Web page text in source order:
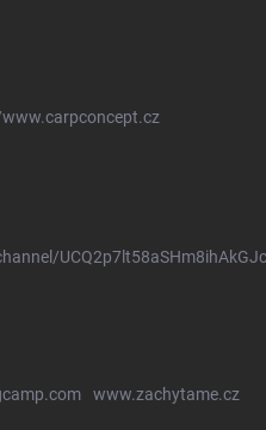
www.zachytame.cz